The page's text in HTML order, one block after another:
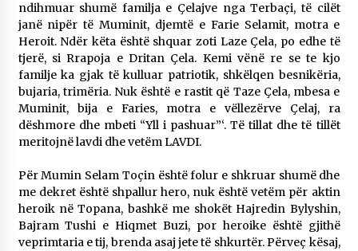
ndihmuar shumë familja e Çelajve nga Terbaçi, të cilët
janë nipër të Muminit, djemtë e Farie Selamit, motra e
Heroit. Ndër këta është shquar zoti Laze Çela, po edhe të
tjerë, si Rrapoja e Dritan Çela. Kemi vënë re se te kjo
familje ka gjak të kulluar patriotik, shkëlqen besnikëria,
bujaria, trimëria. Nuk është e rastit që Taze Çela, mbesa e
Muminit, bija e Faries, motra e vëllezërve Çelaj, ra
dëshmore dhe mbeti “Yll i pashuar”‘. Të tillat dhe të tillët
meritojnë lavdi dhe vetëm LAVDI.
Për Mumin Selam Toçin është folur e shkruar shumë dhe
me dekret është shpallur hero, nuk është vetëm për aktin
heroik në Topana, bashkë me shokët Hajredin Bylyshin,
Bajram Tushi e Hiqmet Buzi, por heroike është gjithë
veprimtaria e tij, brenda asaj jete të shkurtër. Përveç kësaj,